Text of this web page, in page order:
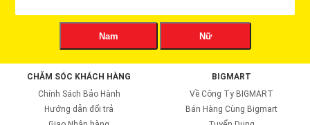
Nam Nữ
CHĂM SÓC KHÁCH HÀNG
Chính Sách Bảo Hành
Hướng dẫn đổi trả
BIGMART
Về Công Ty BIGMART
Bán Hàng Cùng Bigmart